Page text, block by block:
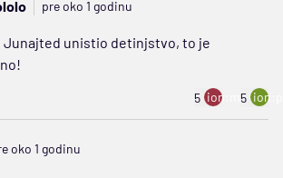
pre oko 1 godinu
Junajted unistio detinjstvo, to je
5 ion:minus
5
oko 1 godinu